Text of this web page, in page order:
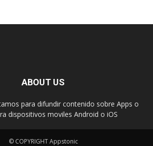
ABOUT US
para difundir contenido sobre Apps o
dispositivos moviles Android o iOS
© COPYRIGHT Appstonic